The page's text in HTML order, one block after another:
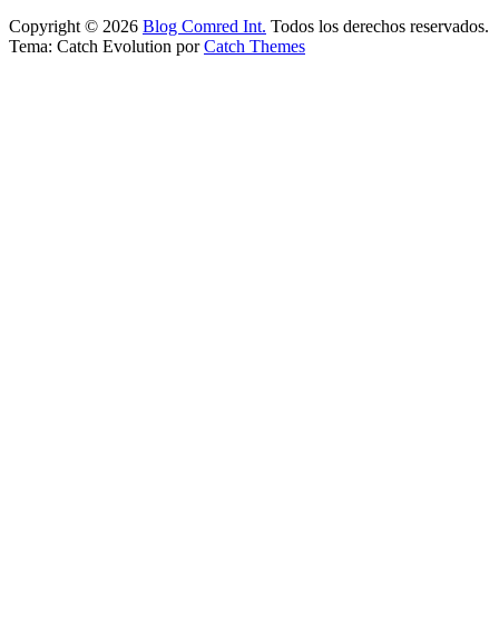
Copyright © 2026 Blog Comred Int. Todos los derechos reservados.
Tema: Catch Evolution porCatch Themes